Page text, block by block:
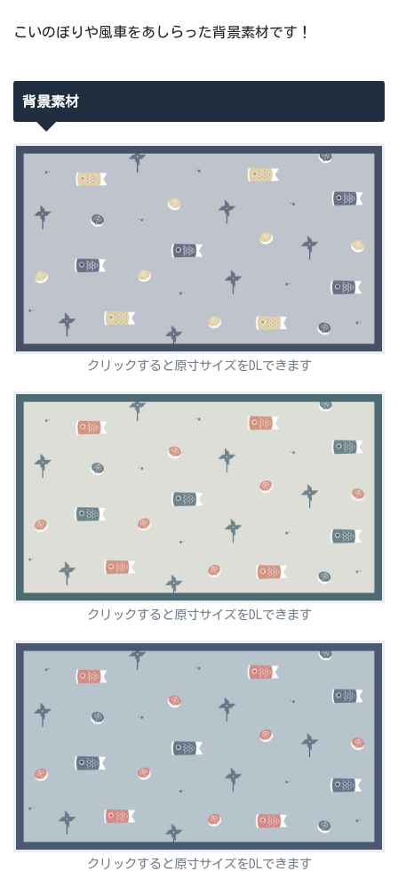
こいのぼりや風車をあしらった背景素材です！
背景素材
クリックすると原寸サイズをDLできます
クリックすると原寸サイズをDLできます
クリックすると原寸サイズをDLできます